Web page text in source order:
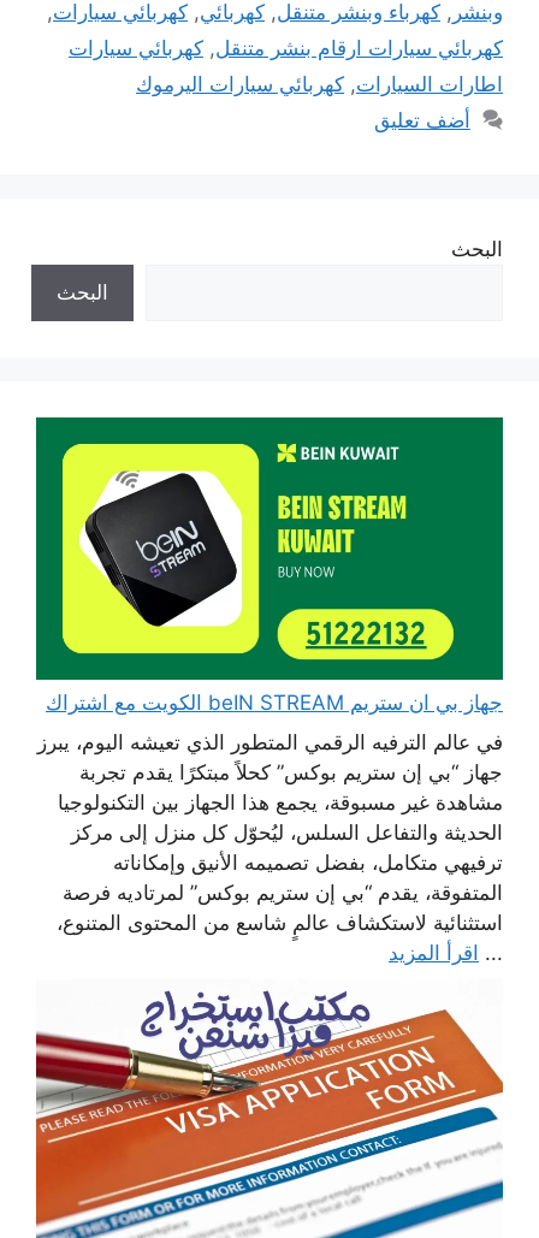
وبنشر , كهرباء وبنشر متنقل, كهربائي, كهربائي سيارات,
كهربائي سيارات ارقام بنشر متنقل, كهربائي سيارات
اطارات السيارات, كهربائي سيارات اليرموك
أضف تعليق
البحث
البحث
جهاز بي ان ستريم beIN STREAM الكويت مع اشتراك
في عالم الترفيه الرقمي المتطور الذي تعيشه اليوم، يبرز
جهاز “بي إن ستريم بوكس” كحلاً مبتكرًا يقدم تجربة
مشاهدة غير مسبوقة، يجمع هذا الجهاز بين التكنولوجيا
الحديثة والتفاعل السلس، ليُحوّل كل منزل إلى مركز
ترفيهي متكامل، بفضل تصميمه الأنيق وإمكاناته
المتفوقة، يقدم “بي إن ستريم بوكس” لمرتاديه فرصة
استثنائية لاستكشاف عالمٍ شاسع من المحتوى المتنوع،
... اقرأ المزيد